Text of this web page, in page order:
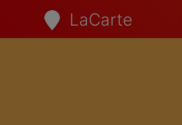
LaCarte